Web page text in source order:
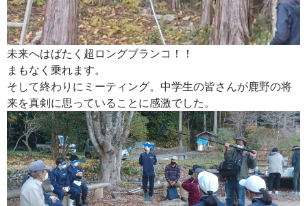
未来へはばたく超ロングブランコ！！
まもなく乗れます。
そして終わりにミーティング。中学生の皆さんが鹿野の将
来を真剣に思っていることに感激でした。